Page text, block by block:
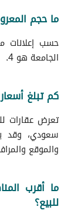
ما حجم
حسب إعلانات
الجامعة هو 4.
كم تبلغ
سعودي، وقد
والموقع
ما أقرب
للبيع؟